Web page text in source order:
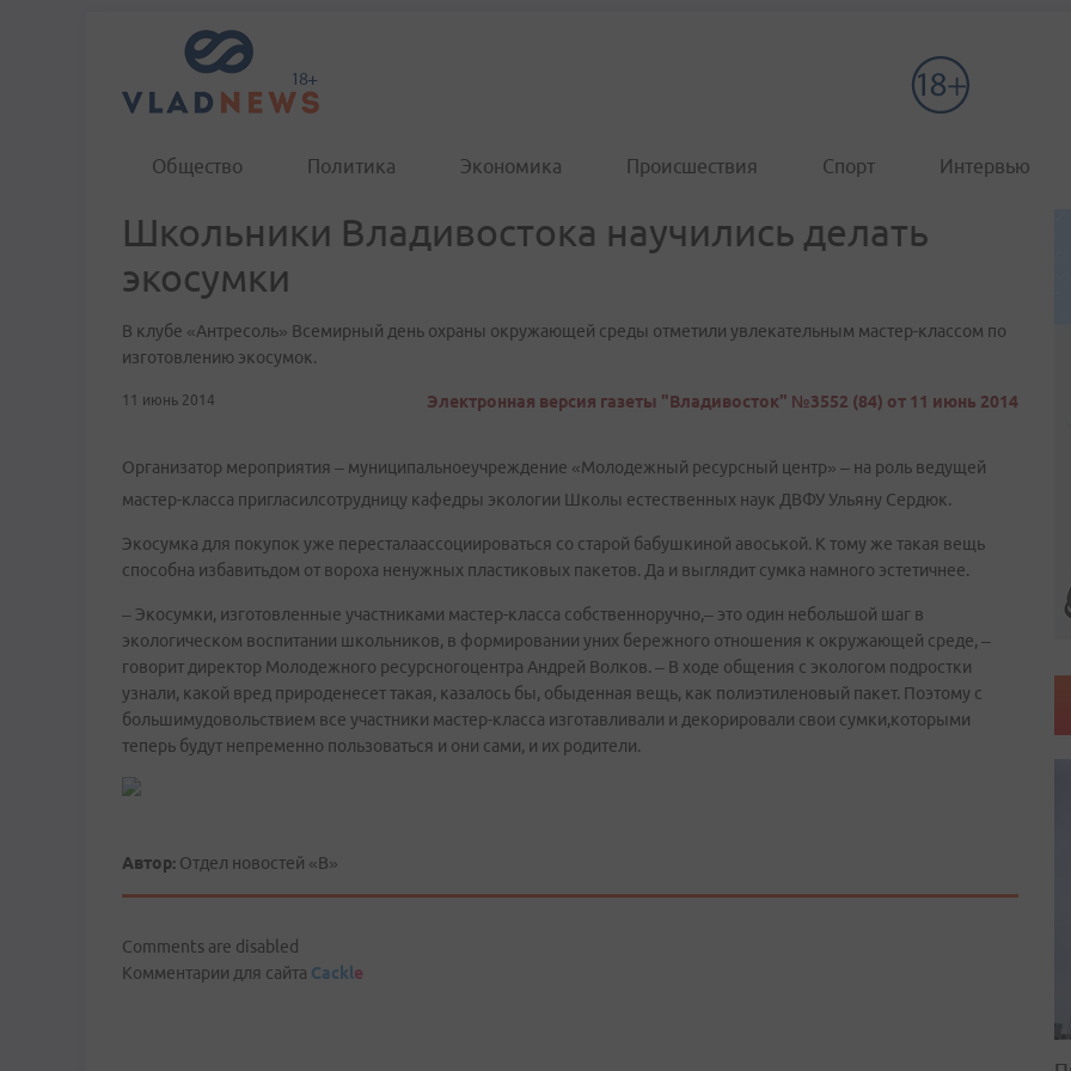
Общество Политика Экономика Происшествия Спорт Интервью
Школьники Владивостока научились делать
экосумки
В клубе «Антресоль» Всемирный день охраны окружающей среды отметили увлекательным мастер-классом по
изготовлению экосумок.
11 июнь 2014 Электронная версия газеты "Владивосток" №3552 (84) от 11 июнь 2014
Организатор мероприятия – муниципальноеучреждение «Молодежный ресурсный центр» – на роль ведущей
мастер-класса пригласилсотрудницу кафедры экологии Школы естественных наук ДВФУ Ульяну Сердюк.
Экосумка для покупок уже пересталаассоциироваться со старой бабушкиной авоськой. К тому же такая вещь
способна избавитьдом от вороха ненужных пластиковых пакетов. Да и выглядит сумка намного эстетичнее.
– Экосумки, изготовленные участниками мастер-класса собственноручно,– это один небольшой шаг в
экологическом воспитании школьников, в формировании уних бережного отношения к окружающей среде, –
говорит директор Молодежного ресурсногоцентра Андрей Волков. – В ходе общения с экологом подростки
узнали, какой вред природенесет такая, казалось бы, обыденная вещь, как полиэтиленовый пакет. Поэтому с
большимудовольствием все участники мастер-класса изготавливали и декорировали свои сумки,которыми
теперь будут непременно пользоваться и они сами, и их родители.
Автор: Отдел новостей «В»
Comments are disabled
Комментарии для сайта Cackle